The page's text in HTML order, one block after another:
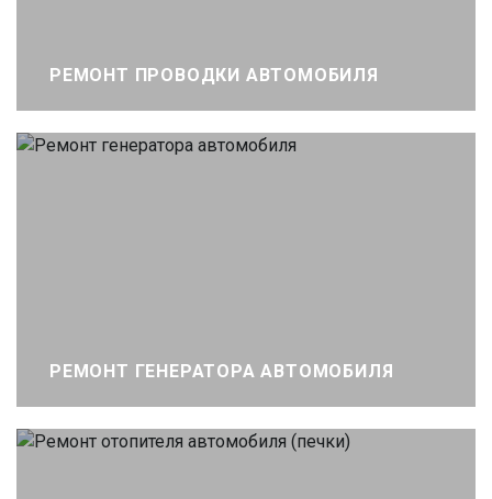
РЕМОНТ ПРОВОДКИ АВТОМОБИЛЯ
РЕМОНТ ГЕНЕРАТОРА АВТОМОБИЛЯ